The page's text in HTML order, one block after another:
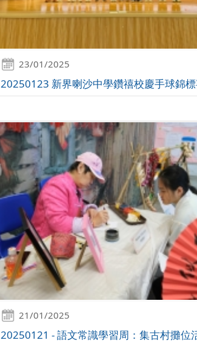
23/01/2025
20250123 新界喇沙中學鑽禧校慶手球錦
21/01/2025
20250121 - 語文常識學習周：集古村攤位